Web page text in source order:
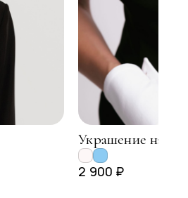
Украшение на
2 900 ₽